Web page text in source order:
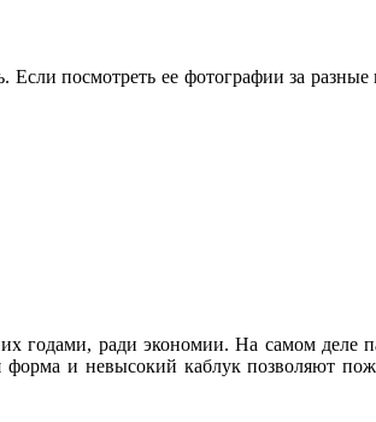
посмотреть ее фотографии за
годами, ради экономии. На самом деле
форма и невысокий каблук позволяют